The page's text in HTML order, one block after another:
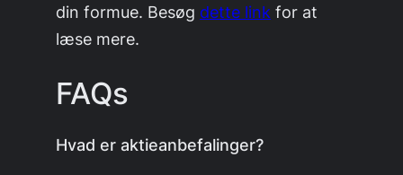
din formue. Besøg dette link for at
læse mere.
FAQs
Hvad er aktieanbefalinger?